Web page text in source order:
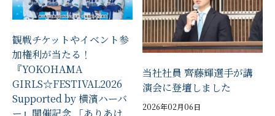
観戦チケットやイベント参
加権利が当たる！
『YOKOHAMA
GIRLS☆FESTIVAL2026
Supported by 横濱ハーバ
当社社員 齊藤輝選手が講
演会に登壇しました
2026年02月06日